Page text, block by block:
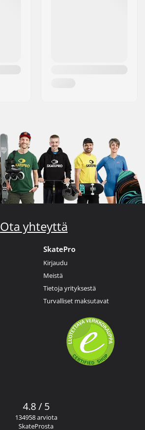
Ota yhteyttä
SkatePro
Kirjaudu
Meistä
Tietoja yrityksestä
Turvalliset maksutavat
4.8 / 5
134958 arviota
SkateProsta